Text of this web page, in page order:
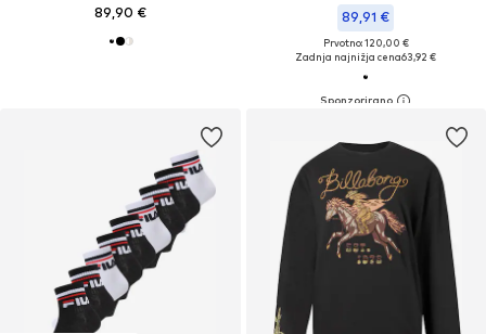
89,90 € 89,91 €
Prvotno: 120,00 €
Zadnja najnižja cena63,92 €